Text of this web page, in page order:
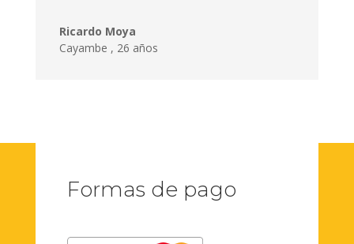
Ricardo Moya
Cayambe , 26 años
Formas de pago